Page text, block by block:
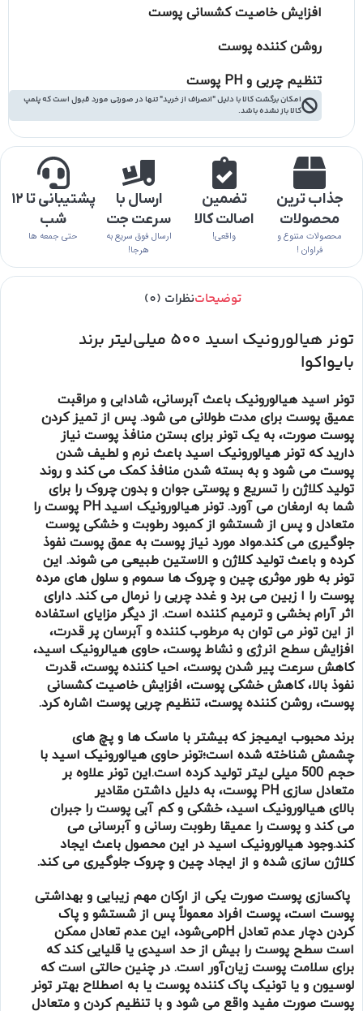
افزایش خاصیت کشسانی پوست
روشن کننده پوست
تنظیم چربی و PH پوست
امکان برگشت کالا با دلیل "انصراف از خرید" تنها در صورتی مورد قبول است که پلمپ
کالا باز نشده باشد.
جذاب ترین
محصولات
محصولات متنوع و
فراوان !
تضمین
اصالت کالا
واقعی!
ارسال با
سرعت جت
ارسال فوق سریع به
هرجا!
پشتیبانی تا ۱۲
شب
حتی جمعه ها
توضیحاتنظرات (0)
تونر هیالورونیک اسید 500 میلی‌لیتر برند
بایواکوا
تونر اسید هیالورونیک باعث آبرسانی، شادابی و مراقبت
عمیق پوست برای مدت طولانی می شود. پس از تمیز کردن
پوست صورت، به یک تونر برای بستن منافذ پوست نیاز
دارید که تونر هیالورونیک اسید باعث نرم و لطیف شدن
پوست می شود و به بسته شدن منافذ کمک می کند و روند
تولید کلاژن را تسریع و پوستی جوان و بدون چروک را برای
شما به ارمغان می آورد. تونر هیالورونیک اسید PH پوست را
متعادل و پس از شستشو از کمبود رطوبت و خشکی پوست
جلوگیری می کند.مواد مورد نیاز پوست به عمق پوست نفوذ
کرده و باعث تولید کلاژن و الاستین طبیعی می شوند. این
تونر به طور موثری چین و چروک ها سموم و سلول های مرده
پوست را ا زبین می برد و غدد چربی را نرمال می کند. دارای
اثر آرام بخشی و ترمیم کننده است. از دیگر مزایای استفاده
از این تونر می توان به مرطوب کننده و آبرسان پر قدرت،
افزایش سطح انرژی و نشاط پوست، حاوی هیالرونیک اسید،
کاهش سرعت پیر شدن پوست، احیا کننده پوست، قدرت
نفوذ بالا، کاهش خشکی پوست، افزایش خاصیت کشسانی
پوست، روشن کننده پوست، تنظیم چربی پوست اشاره کرد.
برند محبوب ایمیجز که بیشتر با ماسک ها و پچ های
چشمش شناخته شده است؛تونر حاوی هیالورونیک اسید با
حجم 500 میلی لیتر تولید کرده است.این تونر علاوه بر
متعادل سازی PH پوست، به دلیل داشتن مقادیر
بالای هیالورونیک اسید، خشکی و کم آبی پوست را جبران
می کند و پوست را عمیقا رطوبت رسانی و آبرسانی می
کند.وجود هیالورونیک اسید در این محصول باعث ایجاد
کلاژن سازی شده و از ایجاد چین و چروک جلوگیری می کند.
پاکسازی پوست صورت یکی از ارکان مهم زیبایی و بهداشتی
پوست است، پوست افراد معمولاً پس از شستشو و پاک
کردن دچار عدم تعادل pHمی‌شود، این عدم تعادل ممکن
است سطح پوست را بیش از حد اسیدی یا قلیایی کند که
برای سلامت پوست زیان‌آور است. در چنین حالتی است که
لوسیون و یا تونیک پاک کننده پوست یا به اصطلاح بهتر تونر
پوست صورت مفید واقع می شود و با تنظیم کردن و متعادل